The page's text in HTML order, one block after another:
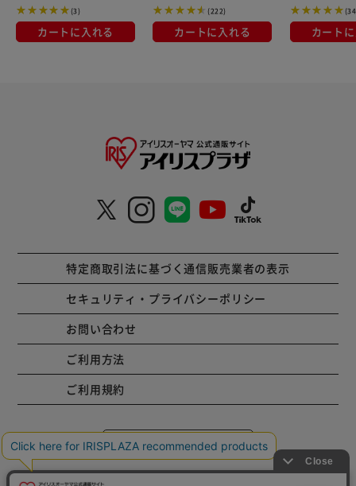
(3)
カートに入れる
(222)
カートに入れる カート
特定商取引法に基づく通信販売業者の表示
セキュリティ・プライバシーポリシー
お問い合わせ
ご利用方法
ご利用規約
コーポレートサイト